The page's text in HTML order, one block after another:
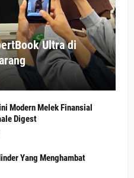
Ultra di
Modern Melek Finansial
Digest
Yang Menghambat